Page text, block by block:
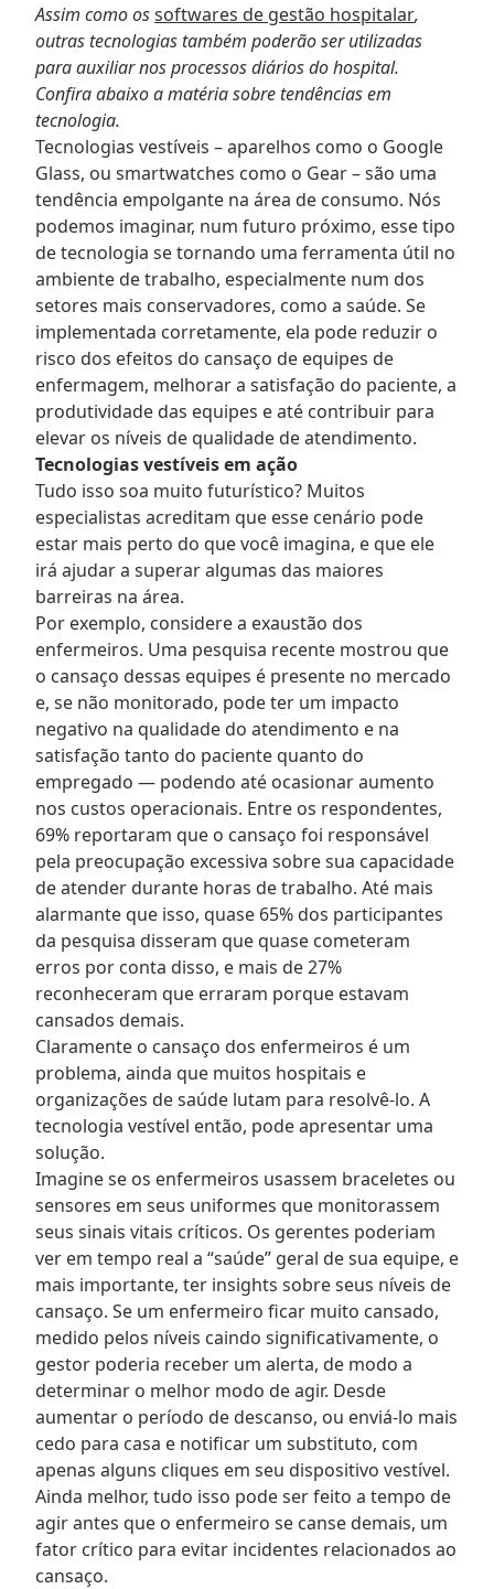
Assim como ossoftwares de gestão hospitalar,
outras tecnologias também poderão ser utilizadas
para auxiliar nos processos diários do hospital.
Confira abaixo a matéria sobre tendências em
tecnologia.
Tecnologias vestíveis – aparelhos como o Google
Glass, ou smartwatches como o Gear – são uma
tendência empolgante na área de consumo. Nós
podemos imaginar, num futuro próximo, esse tipo
de tecnologia se tornando uma ferramenta útil no
ambiente de trabalho, especialmente num dos
setores mais conservadores, como a saúde. Se
implementada corretamente, ela pode reduzir o
risco dos efeitos do cansaço de equipes de
enfermagem, melhorar a satisfação do paciente, a
produtividade das equipes e até contribuir para
elevar os níveis de qualidade de atendimento.
Tecnologias vestíveis em ação
Tudo isso soa muito futurístico? Muitos
especialistas acreditam que esse cenário pode
estar mais perto do que você imagina, e que ele
irá ajudar a superar algumas das maiores
barreiras na área.
Por exemplo, considere a exaustão dos
enfermeiros. Uma pesquisa recente mostrou que
o cansaço dessas equipes é presente no mercado
e, se não monitorado, pode ter um impacto
negativo na qualidade do atendimento e na
satisfação tanto do paciente quanto do
empregado — podendo até ocasionar aumento
nos custos operacionais. Entre os respondentes,
69% reportaram que o cansaço foi responsável
pela preocupação excessiva sobre sua capacidade
de atender durante horas de trabalho. Até mais
alarmante que isso, quase 65% dos participantes
da pesquisa disseram que quase cometeram
erros por conta disso, e mais de 27%
reconheceram que erraram porque estavam
cansados demais.
Claramente o cansaço dos enfermeiros é um
problema, ainda que muitos hospitais e
organizações de saúde lutam para resolvê-lo. A
tecnologia vestível então, pode apresentar uma
solução.
Imagine se os enfermeiros usassem braceletes ou
sensores em seus uniformes que monitorassem
seus sinais vitais críticos. Os gerentes poderiam
ver em tempo real a “saúde” geral de sua equipe, e
mais importante, ter insights sobre seus níveis de
cansaço. Se um enfermeiro ficar muito cansado,
medido pelos níveis caindo significativamente, o
gestor poderia receber um alerta, de modo a
determinar o melhor modo de agir. Desde
aumentar o período de descanso, ou enviá-lo mais
cedo para casa e notificar um substituto, com
apenas alguns cliques em seu dispositivo vestível.
Ainda melhor, tudo isso pode ser feito a tempo de
agir antes que o enfermeiro se canse demais, um
fator crítico para evitar incidentes relacionados ao
cansaço.